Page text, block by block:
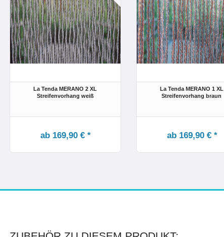
La Tenda MERANO 2 XL
Streifenvorhang weiß
ab 169,90 € *
La Tenda MERANO 1 XL
Streifenvorhang braun
ab 169,90 € *